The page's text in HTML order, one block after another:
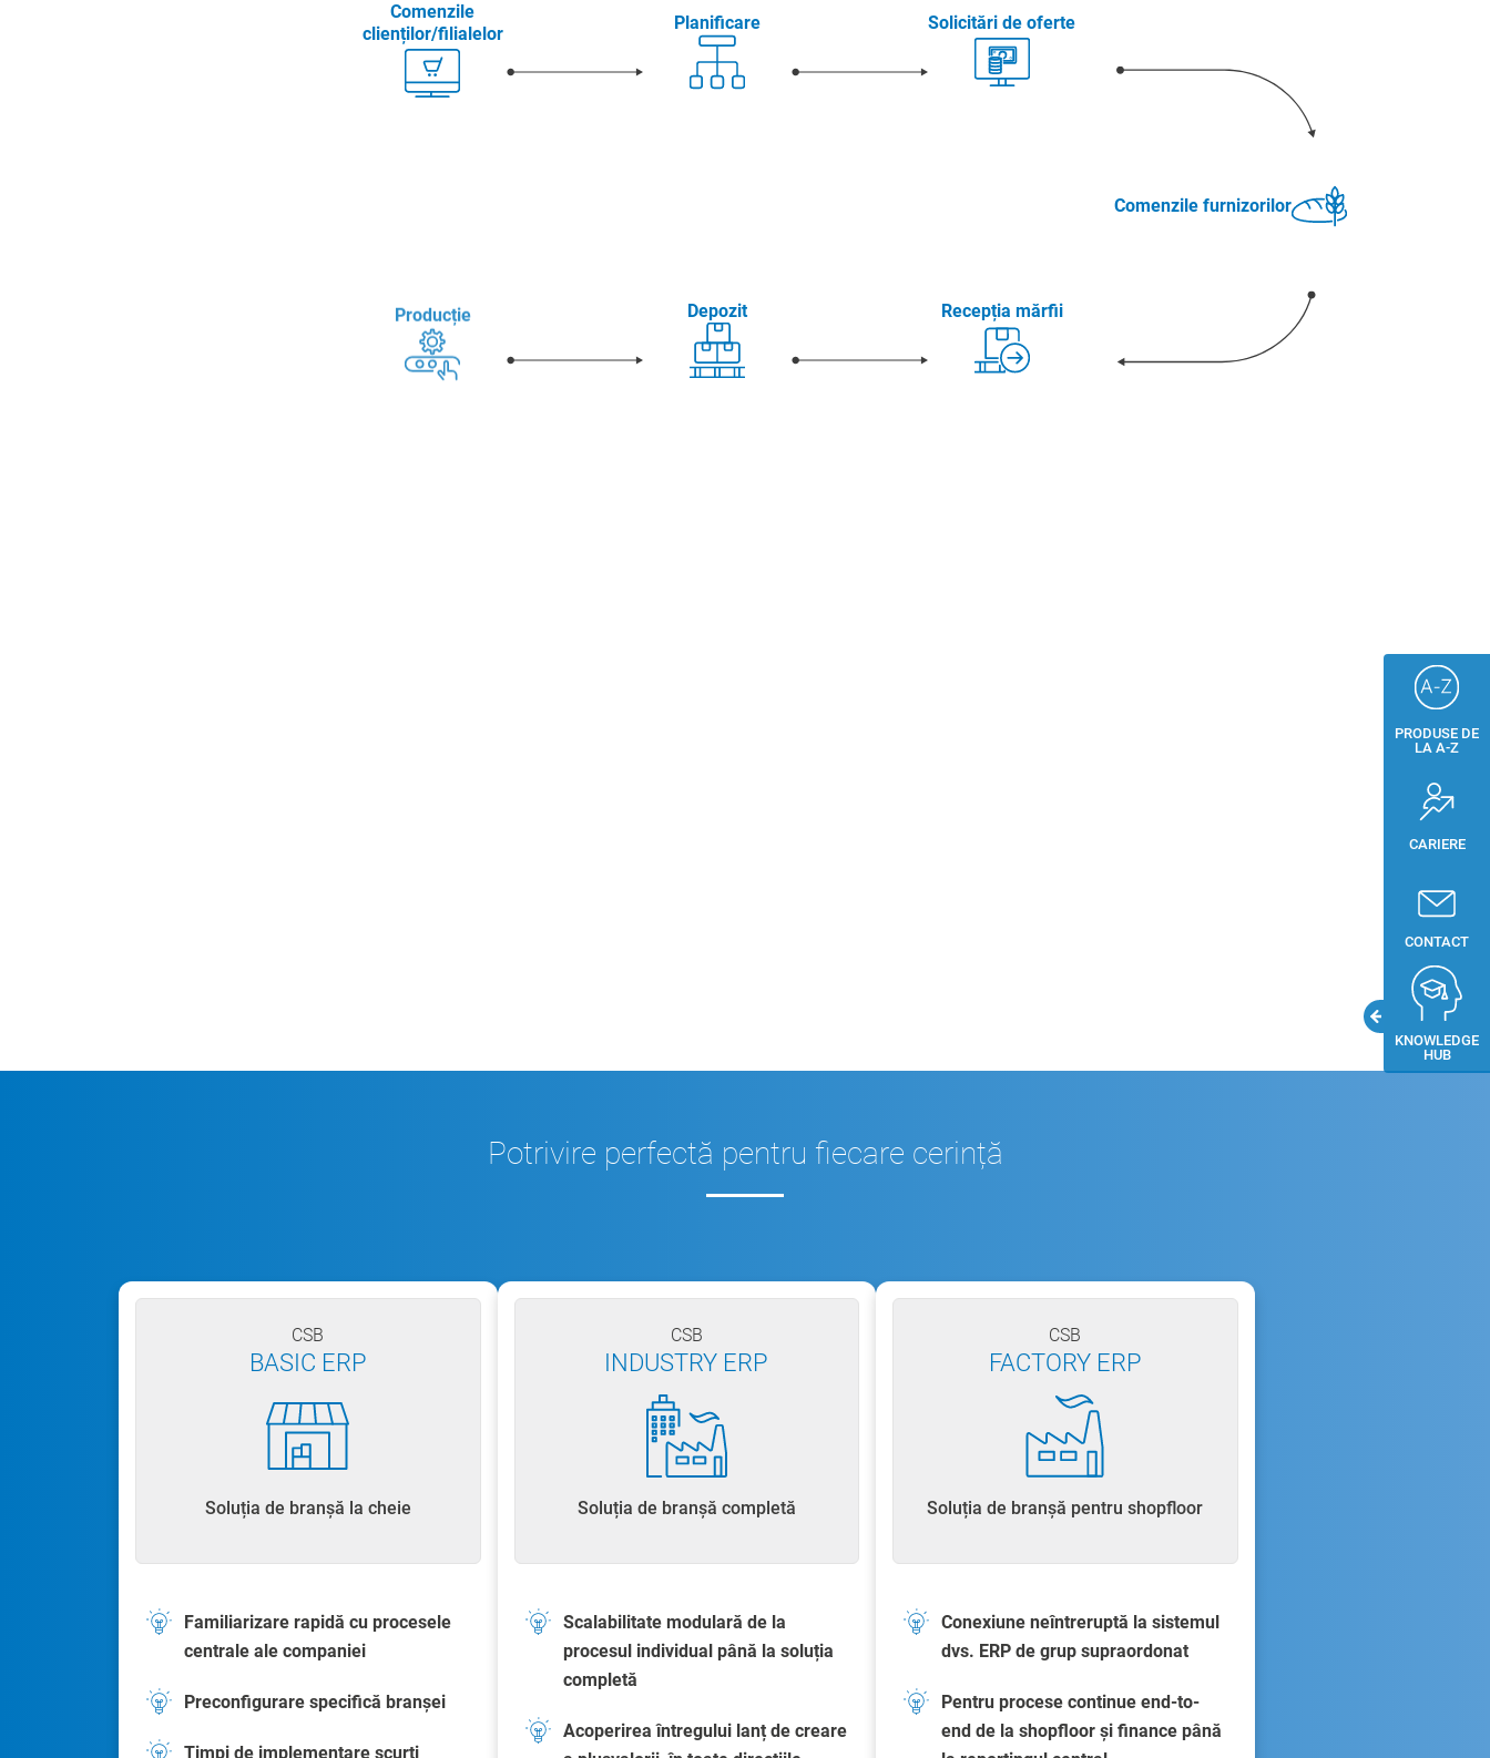
Comenzile
clienților/filialelor
Planificare Solicitări de oferte
Comenzile furnizorilor
Recepția mărfii
Depozit
Producție
Potrivire perfectă pentru fiecare cerință
CSB
BASIC ERP
Soluția de branșă la cheie
Familiarizare rapidă cu procesele
centrale ale companiei
Preconfigurare specifică branșei
Timpi de implementare scurți
CSB
INDUSTRY ERP
Soluția de branșă completă
Scalabilitate modulară de la
procesul individual până la soluția
completă
Acoperirea întregului lanț de creare
CSB
FACTORY ERP
Soluția de branșă pentru shopfloor
Conexiune neîntreruptă la sistemul
dvs. ERP de grup supraordonat
Pentru procese continue end-to-
end de la shopfloor și finance până
PRODUSE DE
LA A-Z
CARIERE
CONTACT
KNOWLEDGE
HUB